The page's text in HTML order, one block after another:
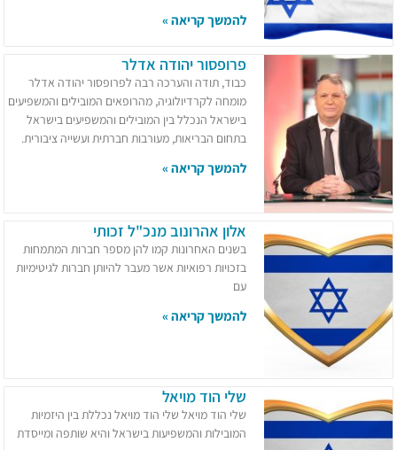
להמשך קריאה »
פרופסור יהודה אדלר
כבוד, תודה והערכה רבה לפרופסור יהודה אדלר
מומחה לקרדיולוגיה, מהרופאים המובילים והמשפיעים
בישראל הנכלל בין המובילים והמשפיעים בישראל
בתחום הבריאות, מעורבות חברתית ועשייה ציבורית.
להמשך קריאה »
אלון אהרונוב מנכ"ל זכותי
בשנים האחרונות קמו להן מספר חברות המתמחות
בזכויות רפואיות אשר מעבר להיותן חברות לגיטימיות
עם
להמשך קריאה »
שלי הוד מויאל
שלי הוד מויאל שלי הוד מויאל נכללת בין היזמיות
המובילות והמשפיעות בישראל והיא שותפה ומייסדת